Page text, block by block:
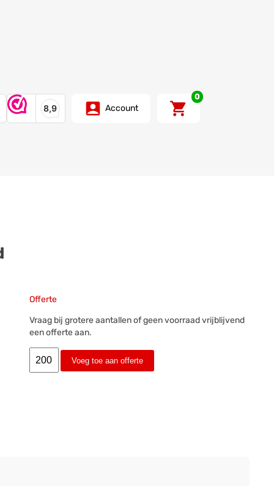
Account
0
Offerte
Vraag bij grotere aantallen of geen voorraad vrijblijvend
een offerte aan.
Voeg toe aan offerte